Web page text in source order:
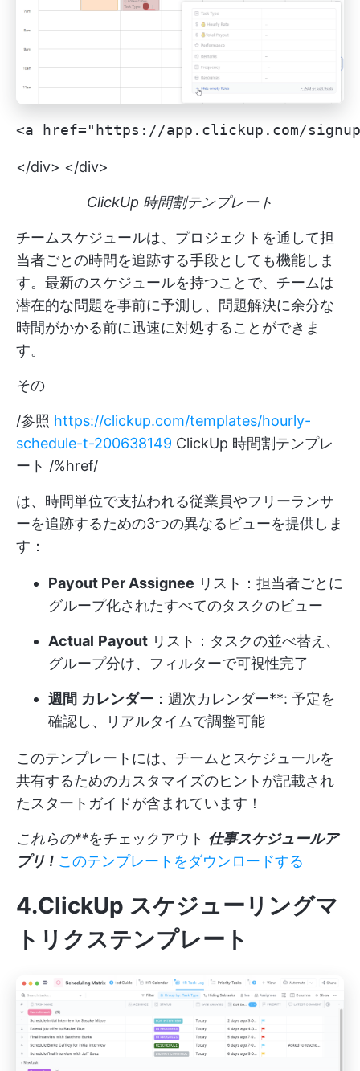
<a href="https://app.clickup.com/
</div> </div>
ClickUp 時間割テンプレート
チームスケジュールは、プロジェクトを通して担
当者ごとの時間を追跡する手段としても機能しま
す。最新のスケジュールを持つことで、チームは
潜在的な問題を事前に予測し、問題解決に余分な
時間がかかる前に迅速に対処することができま
す。
その
/参照 https://clickup.com/templates/hourly-
schedule-t-200638149 ClickUp 時間割テンプレ
ート /%href/
は、時間単位で支払われる従業員やフリーランサ
ーを追跡するための3つの異なるビューを提供しま
す：
Payout Per Assignee リスト：担当者ごとに
グループ化されたすべてのタスクのビュー
Actual Payout リスト：タスクの並べ替え、
グループ分け、フィルターで可視性完了
週間 カレンダー ：週次カレンダー**: 予定を
確認し、リアルタイムで調整可能
このテンプレートには、チームとスケジュールを
共有するためのカスタマイズのヒントが記載され
たスタートガイドが含まれています！
これらの**をチェックアウト 仕事スケジュールア
プリ ! このテンプレートをダウンロードする
4.ClickUp スケジューリングマ
トリクステンプレート